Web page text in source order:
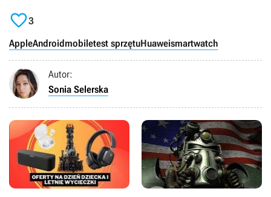
3
AppleAndroid mobiletest sprzętuHuaweismartwatch
Autor:
Sonia Selerska